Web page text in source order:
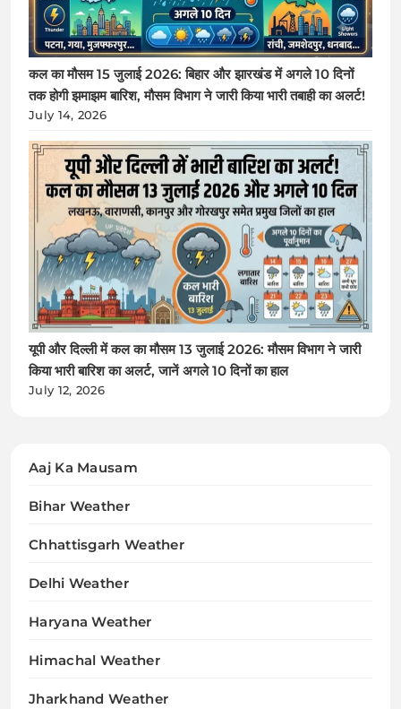
कल का मौसम 15 जुलाई 2026: बिहार और झारखंड में अगले 10 दिनों
तक होगी झमाझम बारिश, मौसम विभाग ने जारी किया भारी तबाही का अलर्ट!
July 14, 2026
यूपी और दिल्ली में कल का मौसम 13 जुलाई 2026: मौसम विभाग ने जारी
किया भारी बारिश का अलर्ट, जानें अगले 10 दिनों का हाल
July 12, 2026
Aaj Ka Mausam
Bihar Weather
Chhattisgarh Weather
Delhi Weather
Haryana Weather
Himachal Weather
Jharkhand Weather